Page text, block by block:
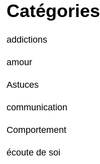
Catégories
addictions
amour
Astuces
communication
Comportement
écoute de soi